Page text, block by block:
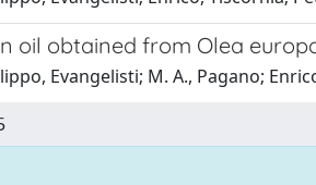
oil obtained from Olea
Evangelisti; M. A., Pagano;